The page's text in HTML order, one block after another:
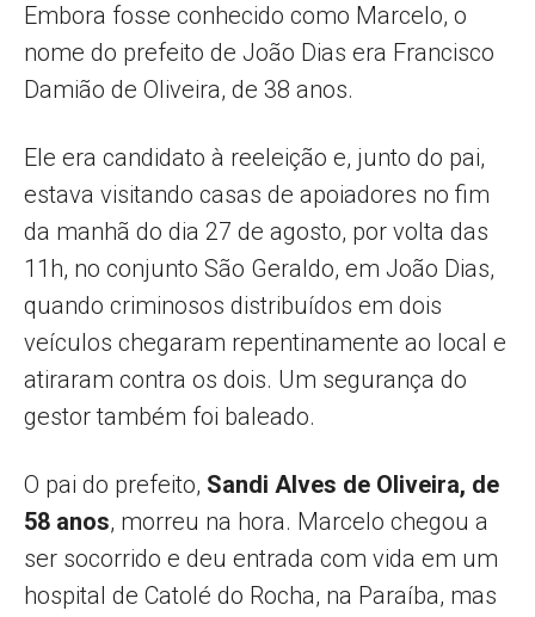
Embora fosse conhecido como Marcelo, o
nome do prefeito de João Dias era Francisco
Damião de Oliveira, de 38 anos.
Ele era candidato à reeleição e, junto do pai,
estava visitando casas de apoiadores no fim
da manhã do dia 27 de agosto, por volta das
11h, no conjunto São Geraldo, em João Dias,
quando criminosos distribuídos em dois
veículos chegaram repentinamente ao local e
atiraram contra os dois. Um segurança do
gestor também foi baleado.
O pai do prefeito, Sandi Alves de Oliveira, de
58 anos, morreu na hora. Marcelo chegou a
ser socorrido e deu entrada com vida em um
hospital de Catolé do Rocha, na Paraíba, mas